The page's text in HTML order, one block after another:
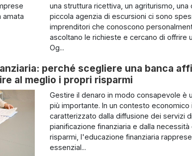
una struttura ricettiva, un agriturismo, una
piccola agenzia di escursioni ci sono
imprenditori che conoscono
ascoltano le richieste e cercano di offrire
Og...
perché scegliere una banca
al meglio i propri risparmi
Gestire il denaro in modo consapevole è
più importante. In un contesto economico
caratterizzato dalla diffusione dei servizi
pianificazione finanziaria e dalla
risparmi, l'educazione finanziaria
essenzial...